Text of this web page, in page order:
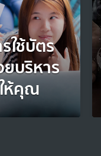
ใช้บัตร
บริหาร
ห้คุณ